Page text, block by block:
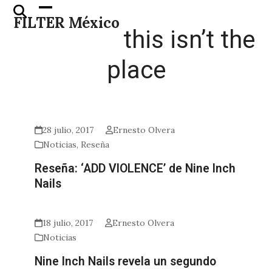
Skip
FILTER México
Open
mobile
Close
mobile
this isn’t the
place
28 julio, 2017
Ernesto Olvera
Noticias,Reseña
Reseña: ‘ADD VIOLENCE’ de Nine Inch
Nails
18 julio, 2017
Ernesto Olvera
Noticias
Nine Inch Nails revela un segundo